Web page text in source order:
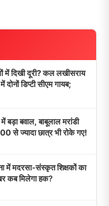
में दिखी दूरी? कल लखीसराय
डिप्टी सीएम गायब;
बवाल, बाबूलाल मरांडी
से ज्यादा छात्र भी रोके गए!
में मदरसा-संस्कृत शिक्षकों का
कब मिलेगा हक?